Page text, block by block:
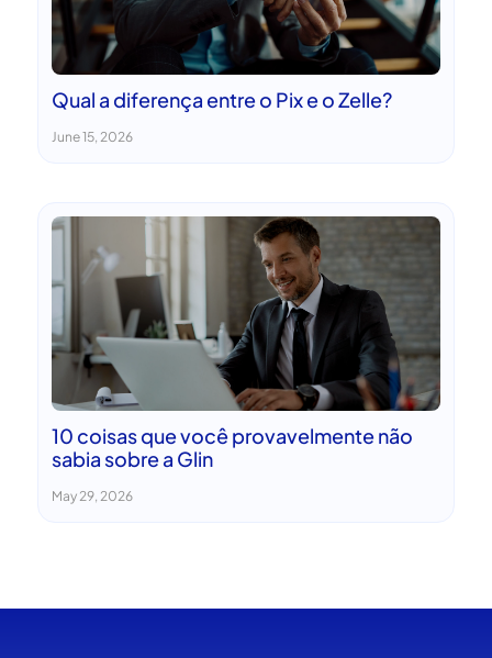
Qual a diferença entre o Pix e o Zelle?
June 15, 2026
10 coisas que você provavelmente não
sabia sobre a Glin
May 29, 2026